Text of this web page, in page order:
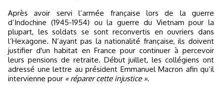
Après avoir servi l’armée française lors de la guerre
d’Indochine (1945-1954) ou la guerre du Vietnam pour la
plupart, les soldats se sont reconvertis en ouvriers dans
l’Hexagone. N’ayant pas la nationalité française, ils doivent
justifier d'un habitat en France pour continuer à percevoir
leurs pensions de retraite. Début juillet, les collégiens ont
adressé une lettre au président Emmanuel Macron afin qu’il
intervienne pour « réparer cette injustice ».